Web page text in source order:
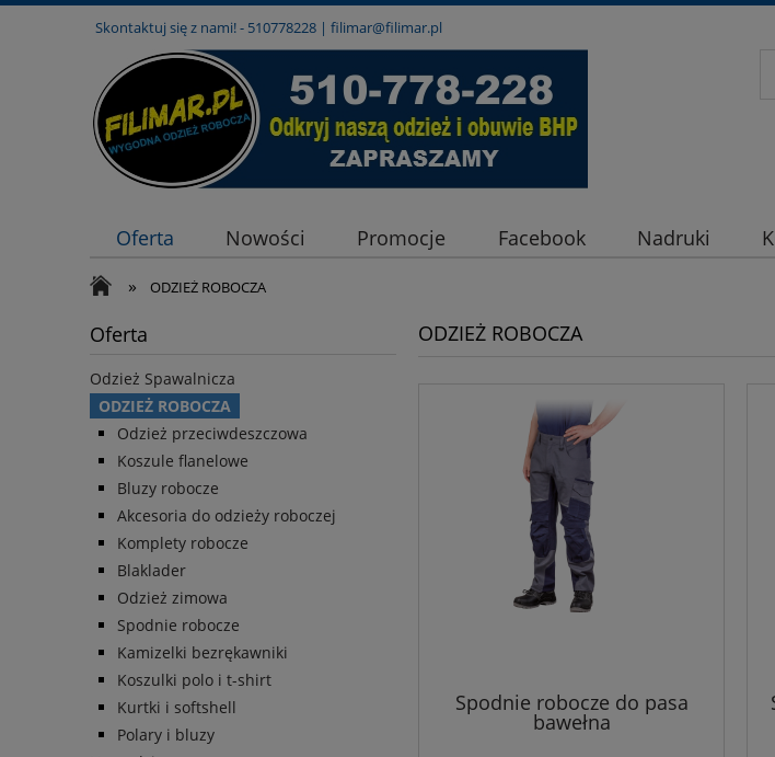
Skontaktuj się z nami! - 510778228 | filimar@filimar.pl
Oferta Nowości Promocje Facebook Nadruki
» ODZIEŻ ROBOCZA
Oferta
Odzież Spawalnicza
ODZIEŻ ROBOCZA
Odzież przeciwdeszczowa
Koszule flanelowe
Bluzy robocze
Akcesoria do odzieży roboczej
Komplety robocze
Blaklader
Odzież zimowa
Spodnie robocze
Kamizelki bezrękawniki
Koszulki polo i t-shirt
Kurtki i softshell
Polary i bluzy
ODZIEŻ ROBOCZA
Spodnie robocze do pasa
bawełna